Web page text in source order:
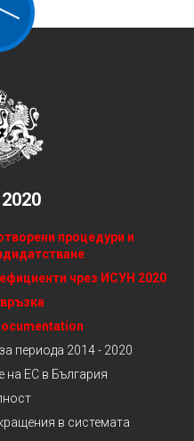
процедури и
чрез ИСУН 2020
периода 2014 - 2020
на ЕС в България
в системата